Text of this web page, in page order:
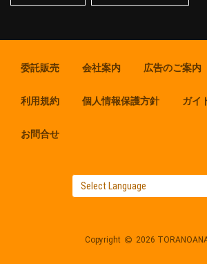
委託販売 会社案内 広告のご案内
利用規約 個人情報保護方針 ガイ
お問合せ
Copyright 2026